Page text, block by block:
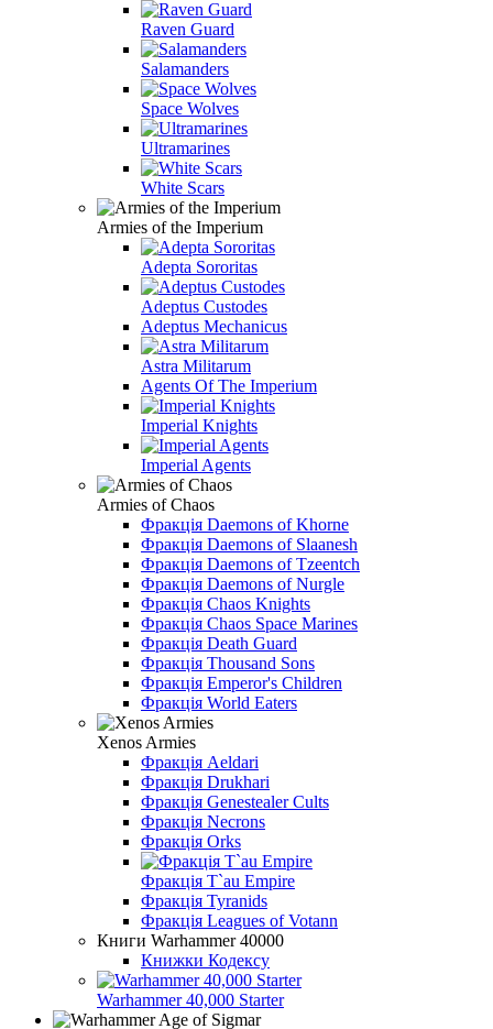
Raven Guard
Salamanders
Space Wolves
Ultramarines
White Scars
Armies of the Imperium
Adepta Sororitas
Adeptus Custodes
Adeptus Mechanicus
Astra Militarum
Agents Of The Imperium
Imperial Knights
Imperial Agents
Armies of Chaos
Фракція Daemons of Khorne
Фракція Daemons of Slaanesh
Фракція Daemons of Tzeentch
Фракція Daemons of Nurgle
Фракція Chaos Knights
Фракція Chaos Space Marines
Фракція Death Guard
Фракція Thousand Sons
Фракція Emperor's Children
Фракція World Eaters
Xenos Armies
Фракція Aeldari
Фракція Drukhari
Фракція Genestealer Cults
Фракція Necrons
Фракція Orks
Фракція T`au Empire
Фракція Tyranids
Фракція Leagues of Votann
Книги Warhammer 40000
Книжки Кодексу
Warhammer 40,000 Starter